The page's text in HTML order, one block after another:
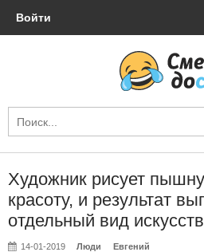
Войти
Художник рисует
красоту, и результат
отдельный вид
14-01-2019 Люди Евгений